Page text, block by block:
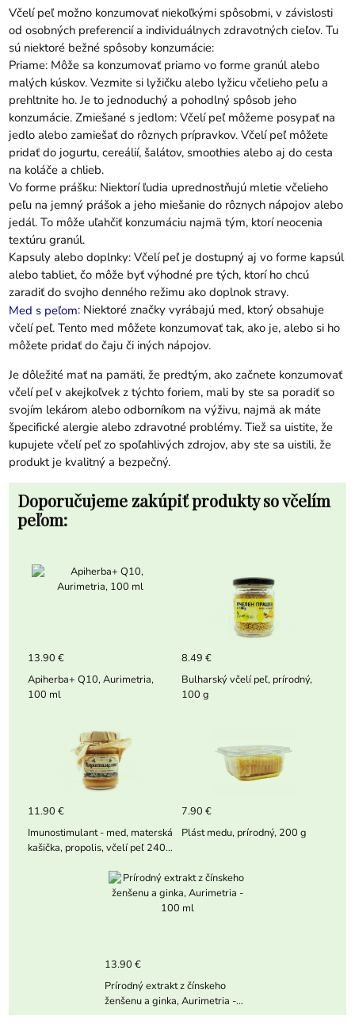
Včelí peľ možno konzumovať niekoľkými spôsobmi, v závislosti
od osobných preferencií a individuálnych zdravotných cieľov. Tu
sú niektoré bežné spôsoby konzumácie:
Priame: Môže sa konzumovať priamo vo forme granúl alebo
malých kúskov. Vezmite si lyžičku alebo lyžicu včelieho peľu a
prehltnite ho. Je to jednoduchý a pohodlný spôsob jeho
konzumácie. Zmiešané s jedlom: Včelí peľ môžeme posypať na
jedlo alebo zamiešať do rôznych prípravkov. Včelí peľ môžete
pridať do jogurtu, cereálií, šalátov, smoothies alebo aj do cesta
na koláče a chlieb.
Vo forme prášku: Niektorí ľudia uprednostňujú mletie včelieho
peľu na jemný prášok a jeho miešanie do rôznych nápojov alebo
jedál. To môže uľahčiť konzumáciu najmä tým, ktorí neocenia
textúru granúl.
Kapsuly alebo doplnky: Včelí peľ je dostupný aj vo forme kapsúl
alebo tabliet, čo môže byť výhodné pre tých, ktorí ho chcú
zaradiť do svojho denného režimu ako doplnok stravy.
Med s peľom: Niektoré značky vyrábajú med, ktorý obsahuje
včelí peľ. Tento med môžete konzumovať tak, ako je, alebo si ho
môžete pridať do čaju či iných nápojov.
Je dôležité mať na pamäti, že predtým, ako začnete konzumovať
včelí peľ v akejkoľvek z týchto foriem, mali by ste sa poradiť so
svojím lekárom alebo odborníkom na výživu, najmä ak máte
špecifické alergie alebo zdravotné problémy. Tiež sa uistite, že
kupujete včelí peľ zo spoľahlivých zdrojov, aby ste sa uistili, že
produkt je kvalitný a bezpečný.
Doporučujeme zakúpiť produkty so včelím
peľom:
13.90 €
Apiherba+ Q10, Aurimetria,
100 ml
8.49 €
Bulharský včelí peľ, prírodný,
100 g
11.90 €
Imunostimulant - med, materská
kašička, propolis, včelí peľ 240
7.90 €
Plást medu, prírodný, 200 g
13.90 €
Prírodný extrakt z čínskeho
ženšenu a ginka, Aurimetria -
100 ml